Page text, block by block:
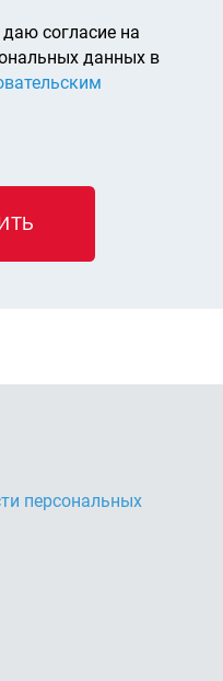
согласие на
данных в
персональных